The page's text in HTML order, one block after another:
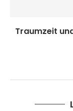
Traumzeit